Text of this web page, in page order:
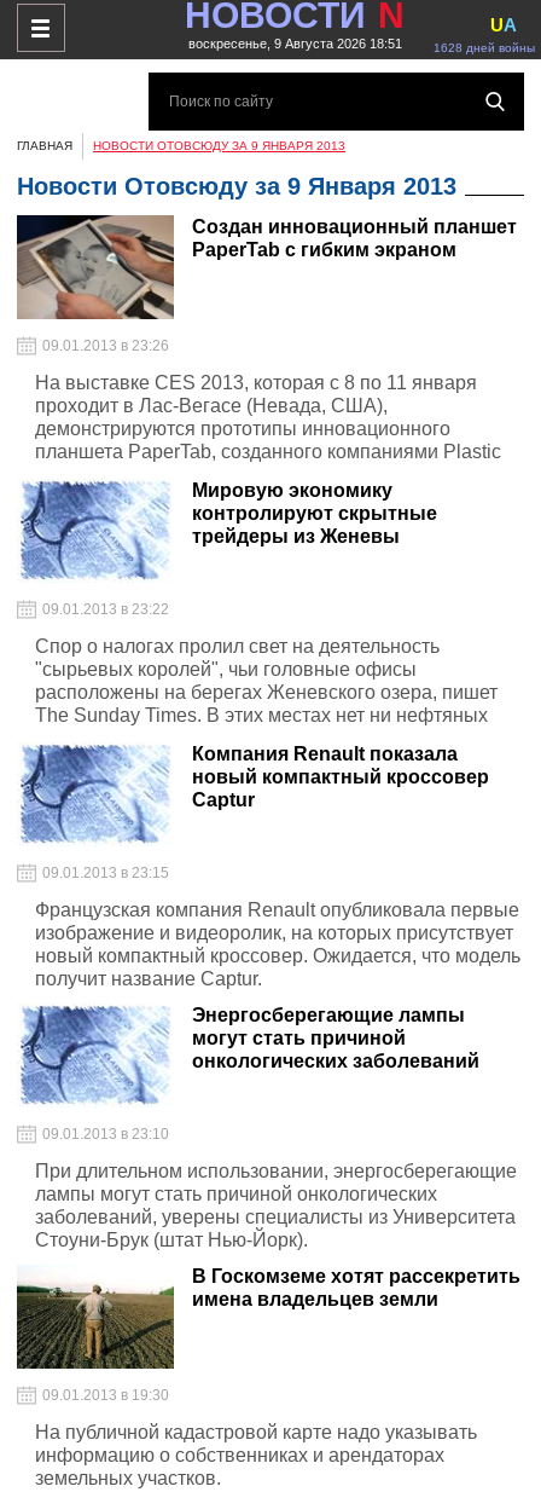
НОВОСТИ N
воскресенье, 9 Августа 2026 18:51 1628 дней войны
UA
ГЛАВНАЯ НОВОСТИ ОТОВСЮДУ ЗА 9 ЯНВАРЯ 2013
Новости Отовсюду за 9 Января 2013
Создан инновационный планшет
PaperTab с гибким экраном
09.01.2013 в 23:26
На выставке CES 2013, которая с 8 по 11 января
проходит в Лас-Вегасе (Невада, США),
демонстрируются прототипы инновационного
планшета PaperTab, созданного компаниями Plastic
(Канада).
Мировую экономику
контролируют скрытные
трейдеры из Женевы
09.01.2013 в 23:22
Спор о налогах пролил свет на деятельность
"сырьевых королей", чьи головные офисы
расположены на берегах Женевского озера, пишет
The Sunday Times. В этих местах нет ни нефтяных
импортируется ("по крайней мере, на бумаге", -
поясняет издание) не меньше нефти, чем потребляет
Китай, повествует журналист Дэнни Фортсон. Из
Женевы управляют более чем 20 тысячами грузовых
импортирует треть пшеницы, выращенной на
планете, а также половину сахара и кофе.
Компания Renault показала
новый компактный кроссовер
Captur
09.01.2013 в 23:15
Французская компания Renault опубликовала первые
изображение и видеоролик, на которых присутствует
новый компактный кроссовер. Ожидается, что модель
получит название Captur.
Энергосберегающие лампы
могут стать причиной
онкологических заболеваний
09.01.2013 в 23:10
При длительном использовании, энергосберегающие
лампы могут стать причиной онкологических
заболеваний, уверены специалисты из Университета
Стоуни-Брук (штат Нью-Йорк).
В Госкомземе хотят рассекретить
имена владельцев земли
09.01.2013 в 19:30
На публичной кадастровой карте надо указывать
информацию о собственниках и арендаторах
земельных участков.